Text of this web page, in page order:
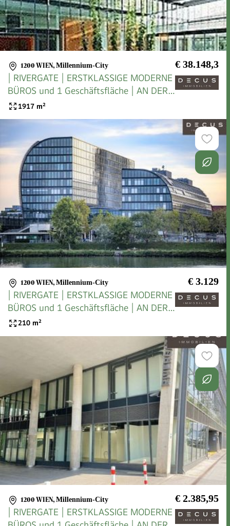
1200 WIEN, Millennium-City € 38.148,3
| RIVERGATE | ERSTKLASSIGE MODERNE
BÜROS und 1 Geschäftsfläche | AN DER
U-BAHN
1917 m²
1200 WIEN, Millennium-City € 3.129
| RIVERGATE | ERSTKLASSIGE MODERNE
BÜROS und 1 Geschäftsfläche | AN DER
U-BAHN
210 m²
1200 WIEN, Millennium-City € 2.385,95
| RIVERGATE | ERSTKLASSIGE MODERNE